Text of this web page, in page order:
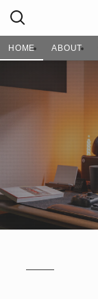
HOME ABOUT